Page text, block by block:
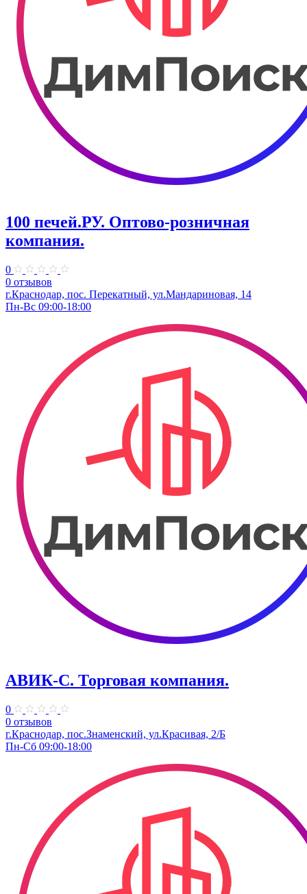
100 печей.РУ. Оптово-розничная
компания.
0
0 отзывов
г.Краснодар, пос. Перекатный, ул.Мандариновая, 14
Пн-Вс 09:00-18:00
АВИК-С. Торговая компания.
0
0 отзывов
г.Краснодар, пос.Знаменский, ул.Красивая, 2/Б
Пн-Сб 09:00-18:00